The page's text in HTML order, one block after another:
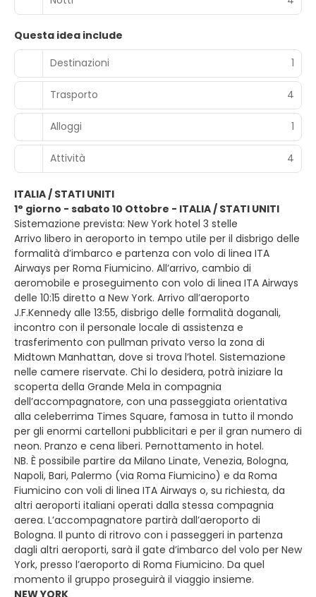
Questa idea include
Destinazioni
1
Trasporto 4
Alloggi 1
Attività 4
ITALIA / STATI UNITI
1° giorno - sabato 10 Ottobre - ITALIA / STATI UNITI
Sistemazione prevista: New York hotel 3 stelle
Arrivo libero in aeroporto in tempo utile per il disbrigo delle
formalità d’imbarco e partenza con volo di linea ITA
Airways per Roma Fiumicino. All’arrivo, cambio di
aeromobile e proseguimento con volo di linea ITA Airways
delle 10:15 diretto a New York. Arrivo all’aeroporto
J.F.Kennedy alle 13:55, disbrigo delle formalità doganali,
incontro con il personale locale di assistenza e
trasferimento con pullman privato verso la zona di
Midtown Manhattan, dove si trova l’hotel. Sistemazione
nelle camere riservate. Chi lo desidera, potrà iniziare la
scoperta della Grande Mela in compagnia
dell’accompagnatore, con una passeggiata orientativa
alla celeberrima Times Square, famosa in tutto il mondo
per gli enormi cartelloni pubblicitari e per il gran numero di
neon. Pranzo e cena liberi. Pernottamento in hotel.
NB. È possibile partire da Milano Linate, Venezia, Bologna,
Napoli, Bari, Palermo (via Roma Fiumicino) e da Roma
Fiumicino con voli di linea ITA Airways o, su richiesta, da
altri aeroporti italiani operati dalla stessa compagnia
aerea. L’accompagnatore partirà dall’aeroporto di
Bologna. Il punto di ritrovo con i passeggeri in partenza
dagli altri aeroporti, sarà il gate d’imbarco del volo per New
York, presso l’aeroporto di Roma Fiumicino. Da quel
momento il gruppo proseguirà il viaggio insieme.
NEW YORK